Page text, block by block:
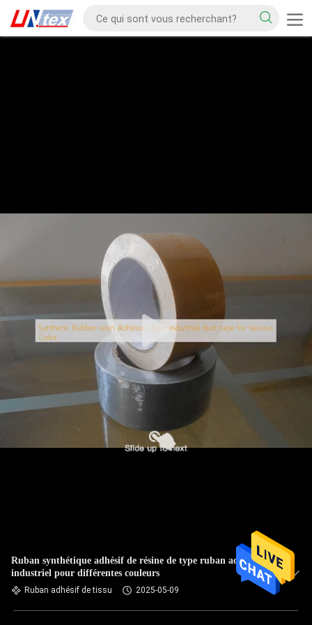
Ruban synthétique adhésif de résine de type ruban adhésif
industriel pour différentes couleurs
Ruban adhésif de tissu 2025-05-09